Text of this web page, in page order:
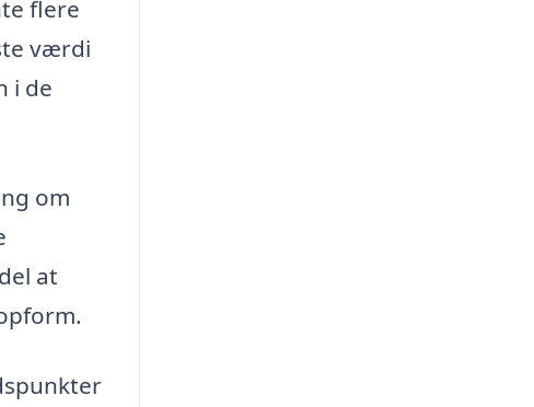
flere
værdi
i de
om
at